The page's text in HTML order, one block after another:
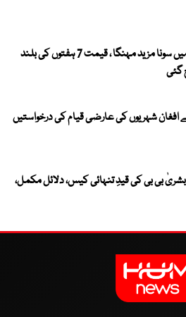
عالمی مارکیٹ میں سونا مزید مہنگا ، قیمت 7 ہفتوں کی بلند
گئی
افغان شہریوں کی عارضی قیام کی درخواستیں
بشریٰ بی بی کی قیدِ تنہائی کیس، دلائل مکمل،